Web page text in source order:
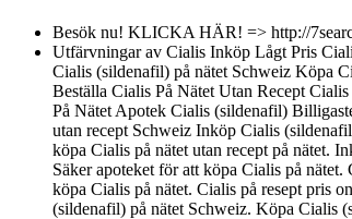
Besök nu! KLICKA HÄR! => http://
Utfärvningar av Cialis Inköp Lågt Pris
Cialis (sildenafil) på nätet Schweiz Köpa
Beställa Cialis På Nätet Utan Recept
På Nätet Apotek Cialis (sildenafil)
utan recept Schweiz Inköp Cialis
köpa Cialis på nätet utan recept på nätet.
Säker apoteket för att köpa Cialis på
köpa Cialis på nätet. Cialis på resept pris
(sildenafil) på nätet Schweiz. Köpa Cialis